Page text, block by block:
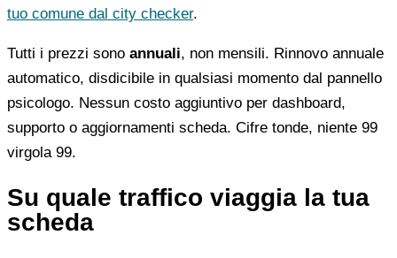
tuo comune dal city checker.
Tutti i prezzi sono annuali, non mensili. Rinnovo annuale
automatico, disdicibile in qualsiasi momento dal pannello
psicologo. Nessun costo aggiuntivo per dashboard,
supporto o aggiornamenti scheda. Cifre tonde, niente 99
virgola 99.
Su quale traffico viaggia la tua
scheda